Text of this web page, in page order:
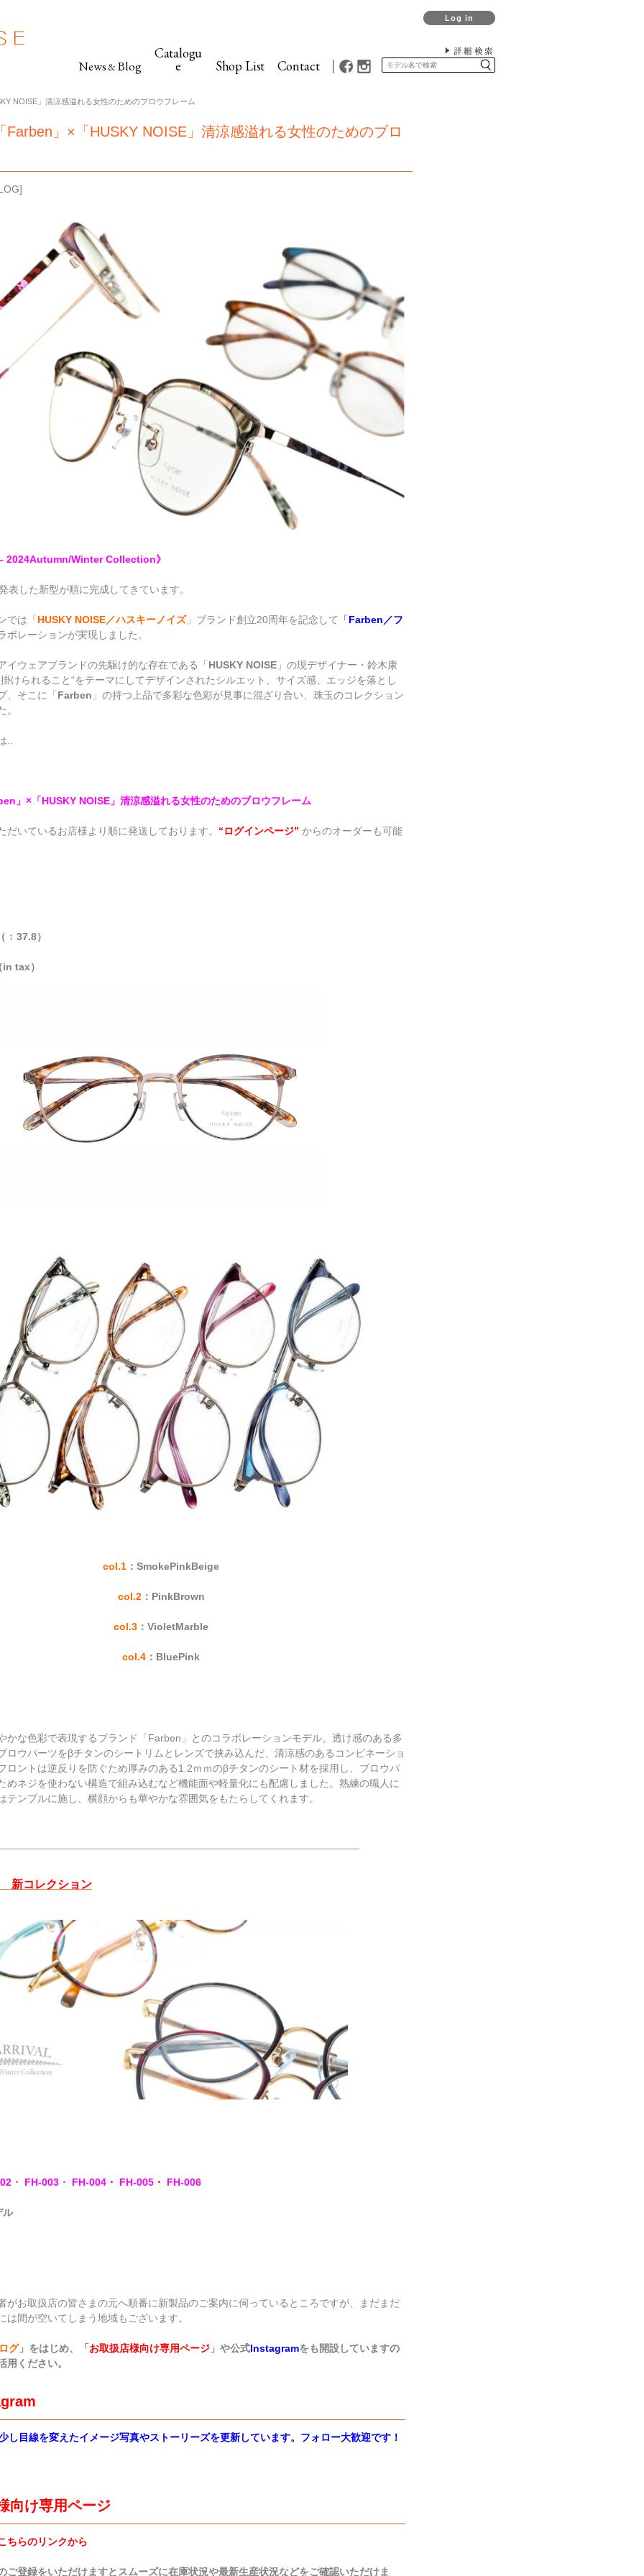
Log in
詳細検索
News &Blog
Catalogu
e Shop List Contact
NOISE」清涼感溢れる女性のためのブロウフレーム
Farben」×「HUSKY NOISE」清涼感溢れる女性のためのブロ
]
– 2024Autumn/Winter Collection》
表した新型が順に完成してきています。
では 「HUSKY NOISE／ハスキーノイズ」 ブランド創立20周年を記念して 「Farben ／フ
ボレーションが実現しました。
イウェアブランドの先駆け的な存在である「 HUSKY NOISE 」の現デザイナー・鈴木康
けられること“をテーマにしてデザインされたシルエット、サイズ感、エッジを落とし
、そこに「 Farben 」の持つ上品で多彩な色彩が見事に混ざり合い、珠玉のコレクション
。
..
」×「HUSKY NOISE」清涼感溢れる女性のためのブロウフレーム
いているお店様より順に発送しております。 “ログインページ” からのオーダーも可能
↕ 37.8）
tax）
col.1 ：SmokePinkBeige
col.2：PinkBrown
col.3 ：VioletMarble
col.4 ：BluePink
かな色彩で表現するブランド「Farben」とのコラボレーションモデル。透け感のある多
ロウパーツをβチタンのシートリムとレンズで挟み込んだ、清涼感のあるコンビネーショ
ロントは逆反りを防ぐため厚みのある1.2ｍｍのβチタンのシート材を採用し、ブロウパ
めネジを使わない構造で組み込むなど機能面や軽量化にも配慮しました。熟練の職人に
テンプルに施し、横顔からも華やかな雰囲気をもたらしてくれます。
新コレクション
・ FH-003 ・ FH-004 ・ FH-005 ・ FH-006
ル
がお取扱店の皆さまの元へ順番に新製品のご案内に伺っているところですが、まだまだ
は間が空いてしまう地域もございます。
グ」をはじめ、「 お取扱店様向け専用ページ 」や公式Instagramをも開設していますの
用ください。
し目線を変えたイメージ写真やストーリーズを更新しています。フォロー大歓迎です！
向け専用ページ
ちらのリンクから
ご登録をいただけますとスムーズに在庫状況や最新生産状況などをご確認いただけま